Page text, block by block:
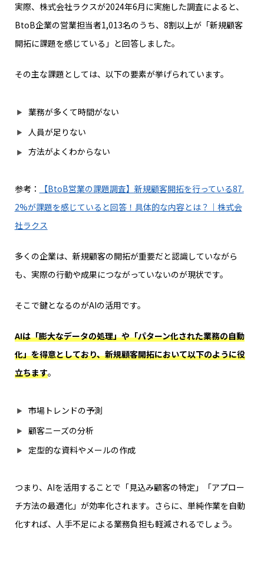
実際、株式会社ラクスが2024年6月に実施した調査によると、
BtoB企業の営業担当者1,013名のうち、8割以上が「新規顧客
開拓に課題を感じている」と回答しました。
その主な課題としては、以下の要素が挙げられています。
業務が多くて時間がない
人員が足りない
方法がよくわからない
参考：
【BtoB営業の課題調査】新規顧客開拓を行っている87.
2%が課題を感じていると回答！具体的な内容とは？｜株式会
社ラクス
多くの企業は、新規顧客の開拓が重要だと認識していながら
も、実際の行動や成果につながっていないのが現状です。
そこで鍵となるのがAIの活用です。
AIは「膨大なデータの処理」や「パターン化された業務の自動
化」を得意としており、新規顧客開拓において以下のように役
立ちます。
市場トレンドの予測
顧客ニーズの分析
定型的な資料やメールの作成
つまり、AIを活用することで「見込み顧客の特定」「アプロー
チ方法の最適化」が効率化されます。さらに、単純作業を自動
化すれば、人手不足による業務負担も軽減されるでしょう。